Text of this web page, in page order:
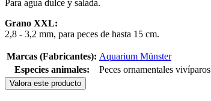
Para agua dulce y salada.
Grano XXL:
2,8 - 3,2 mm, para peces de hasta 15 cm.
Marcas (Fabricantes): Aquarium Münster
Especies animales:
Peces ornamentales vivíparos
Valora este producto